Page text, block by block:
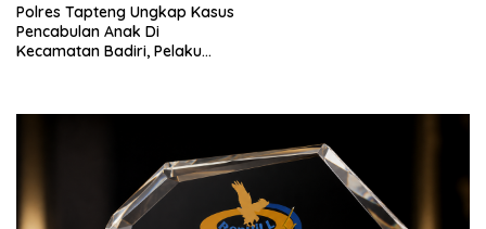
Polres Tapteng Ungkap Kasus
Pencabulan Anak Di
Kecamatan Badiri, Pelaku